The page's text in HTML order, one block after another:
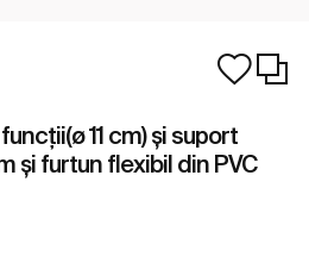
11 cm) și suport
și furtun flexibil din PVC